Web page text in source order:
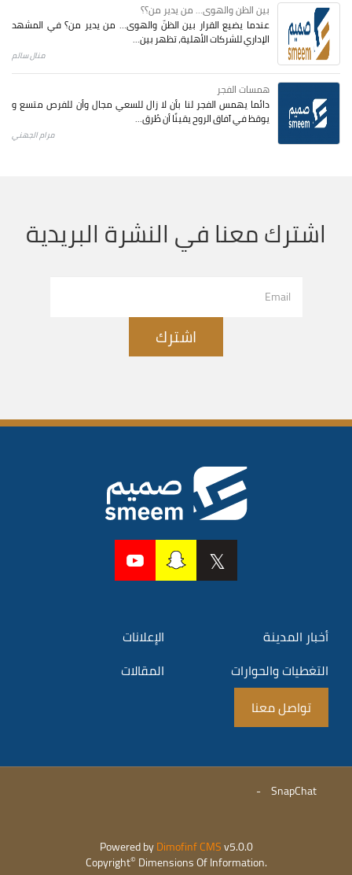
بين الظن والهوى... من يدير من؟؟
عندما يضيع القرار بين الظنّ والهوى… من يدير من؟ في المشهد
الإداري للشركات الأهلية، تظهر بين...
منال سالم
همسات الفجر
دائما يهمس الفجر لنا بأن لا زال للسعي مجال وأن للفرص متسع و
يوقظ في آفاق الروح يقينًا أن طُرق...
مرام الجهني
اشترك معنا في النشرة البريدية
اشترك
أخبار المدينة
الإعلانات
التغطيات والحوارات
المقالات
تواصل معنا
SnapChat
-
Powered byDimofinf CMSv5.0.0
Copyright© Dimensions Of Information.